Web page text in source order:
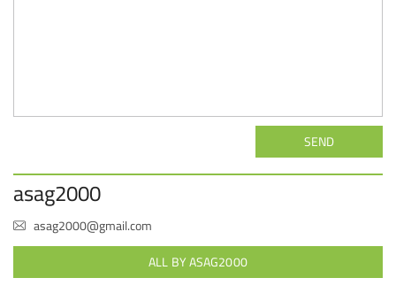
SEND
asag2000
asag2000@gmail.com
ALL BY ASAG2000